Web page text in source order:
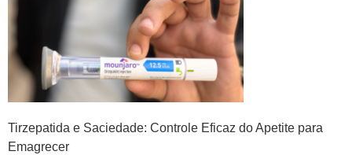
Tirzepatida e Saciedade: Controle Eficaz do Apetite para
Emagrecer